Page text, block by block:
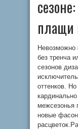
плащи
Невозможно
без тренча
сезонов
оттенков.
межсезонья
новые